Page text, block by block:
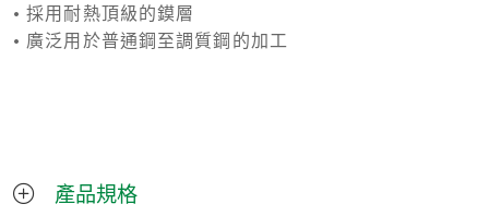
• 採用耐熱頂級的鏌層
• 廣泛用於普通鋼至調質鋼的加工
產品規格